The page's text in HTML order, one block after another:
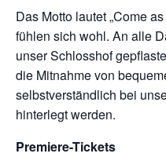
Das Motto lautet „Come
fühlen sich wohl. An alle
unser Schlosshof
die Mitnahme von
selbstverständlich bei
hinterlegt werden.
Premiere-Tickets